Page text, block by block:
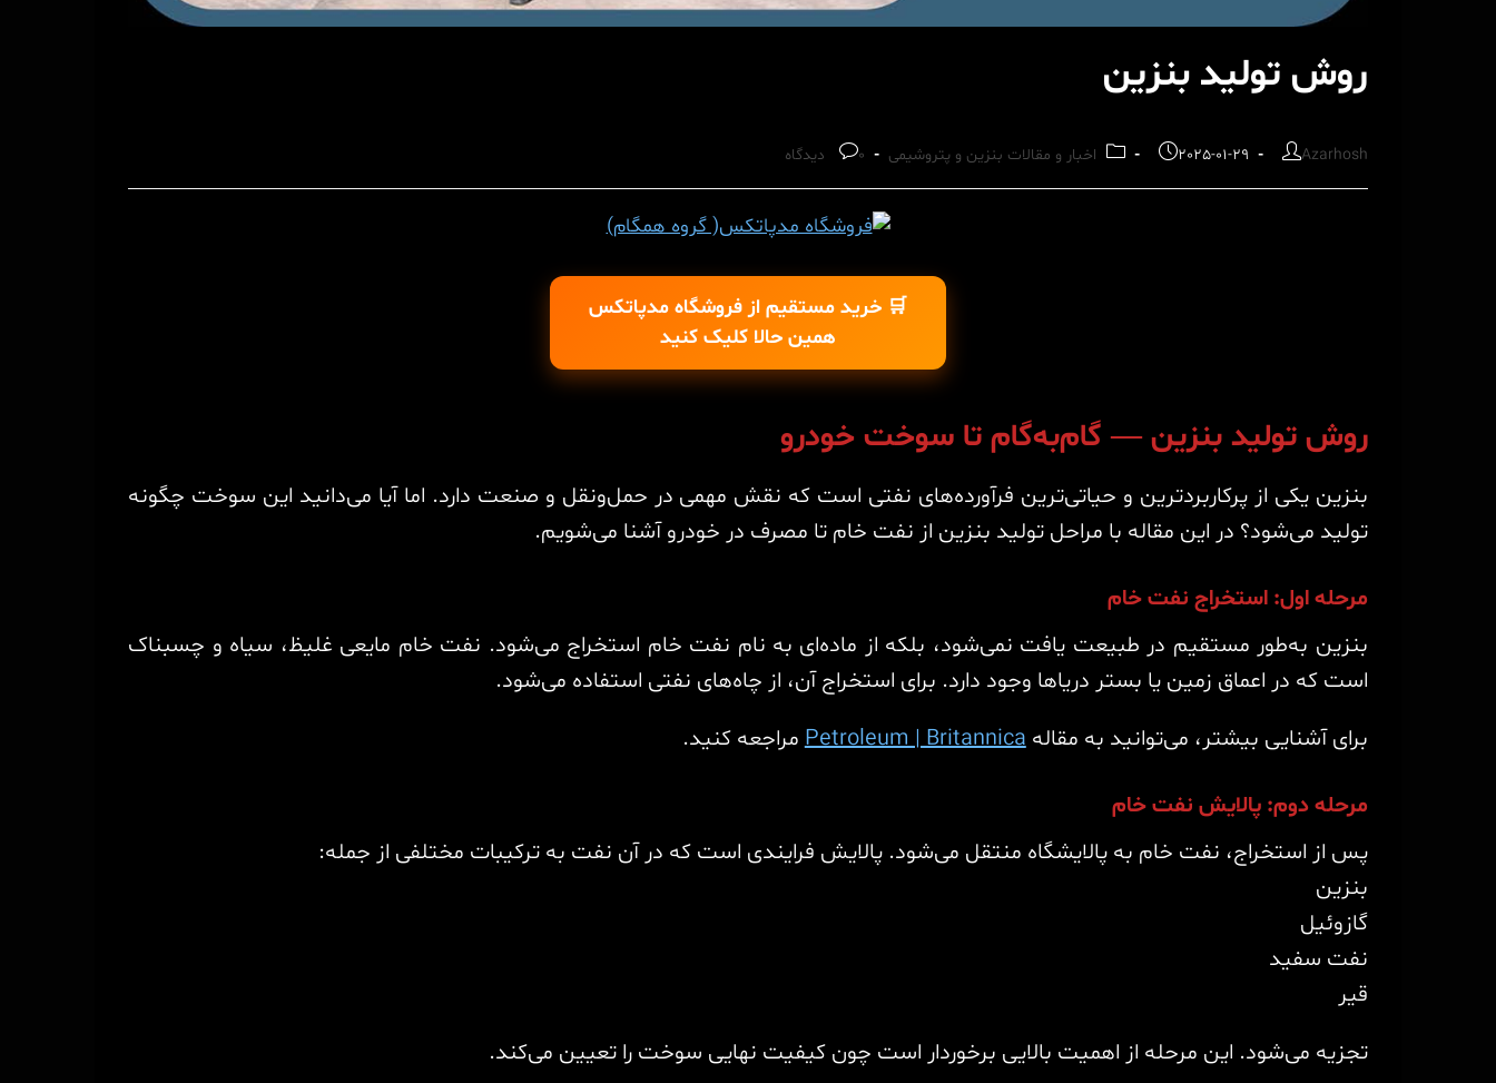
روش تولید بنزین
Post
Azarhosh
Post
2025-01-29
Postاخبار و مقالات بنزین و پتروشیمی
Post
0 دیدگاه
🛒 خرید مستقیم از فروشگاه مدپاتکس
همین حالا کلیک کنید
روش تولید بنزین — گام‌به‌گام تا سوخت خودرو
بنزین یکی از پرکاربردترین و حیاتی‌ترین فرآورده‌های نفتی است که نقش مهمی در حمل‌ونقل و صنعت دارد. اما آیا می‌دانید این سوخت چگونه
تولید می‌شود؟ در این مقاله با مراحل تولید بنزین از نفت خام تا مصرف در خودرو آشنا می‌شویم.
مرحله اول: استخراج نفت خام
بنزین به‌طور مستقیم در طبیعت یافت نمی‌شود، بلکه از ماده‌ای به نام نفت خام استخراج می‌شود. نفت خام مایعی غلیظ، سیاه و چسبناک
است که در اعماق زمین یا بستر دریاها وجود دارد. برای استخراج آن، از چاه‌های نفتی استفاده می‌شود.
برای آشنایی بیشتر، می‌توانید به مقالهPetroleum | Britannicaمراجعه کنید.
مرحله دوم: پالایش نفت خام
پس از استخراج، نفت خام به پالایشگاه منتقل می‌شود. پالایش فرایندی است که در آن نفت به ترکیبات مختلفی از جمله:
بنزین
گازوئیل
نفت سفید
قیر
تجزیه می‌شود. این مرحله از اهمیت بالایی برخوردار است چون کیفیت نهایی سوخت را تعیین می‌کند.